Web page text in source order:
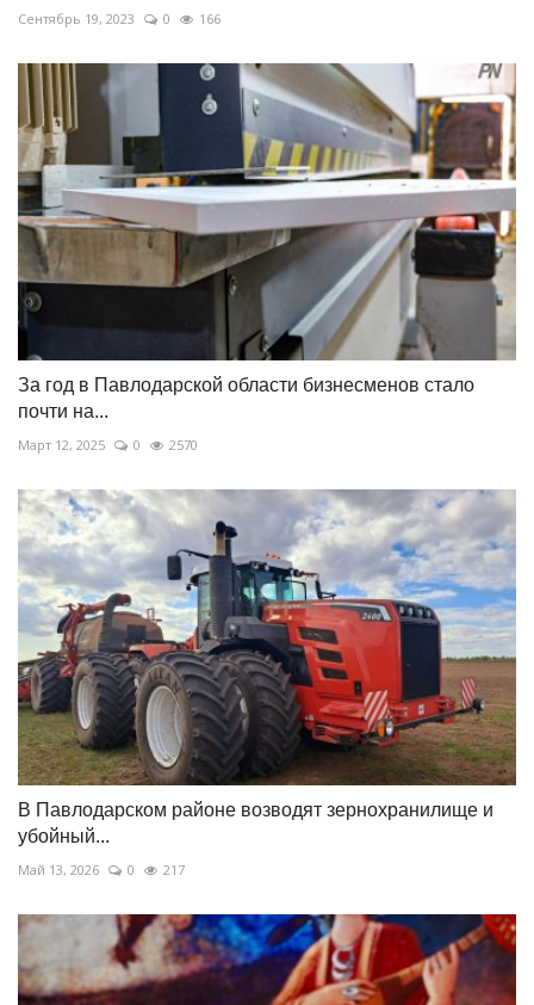
Сентябрь 19, 2023 0 166
За год в Павлодарской области бизнесменов стало
почти на...
Март 12, 2025 0 2570
В Павлодарском районе возводят зернохранилище и
убойный...
Май 13, 2026 0 217